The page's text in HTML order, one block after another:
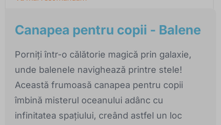
Canapea pentru copii - Balene
Porniți într-o călătorie magică prin galaxie,
unde balenele navighează printre stele!
Această frumoasă canapea pentru copii
îmbină misterul oceanului adânc cu
infinitatea spațiului, creând astfel un loc